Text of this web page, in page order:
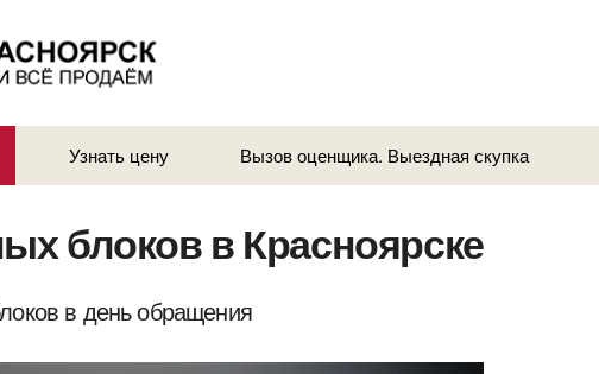
Узнать цену Вызов оценщика. Выездная скупка
блоков в Красноярске
в день обращения